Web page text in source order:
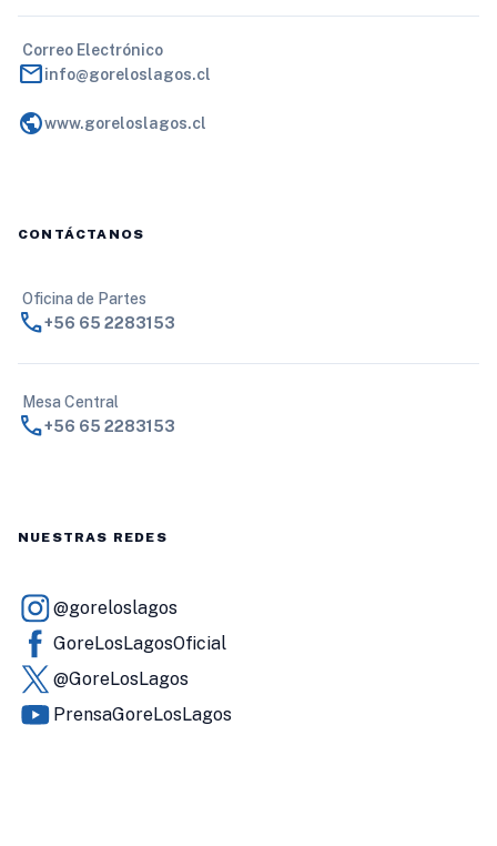
Correo Electrónico
mailinfo@goreloslagos.cl
publicwww.goreloslagos.cl
CONTÁCTANOS
Oficina de Partes
call+56 65 2283153
Mesa Central
call+56 65 2283153
NUESTRAS REDES
@goreloslagos
GoreLosLagosOficial
@GoreLosLagos
PrensaGoreLosLagos